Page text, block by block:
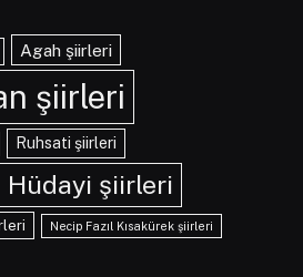
Agah şiirleri
şiirleri
Ruhsati şiirleri
Hüdayi şiirleri
Necip Fazıl Kısakürek şiirleri